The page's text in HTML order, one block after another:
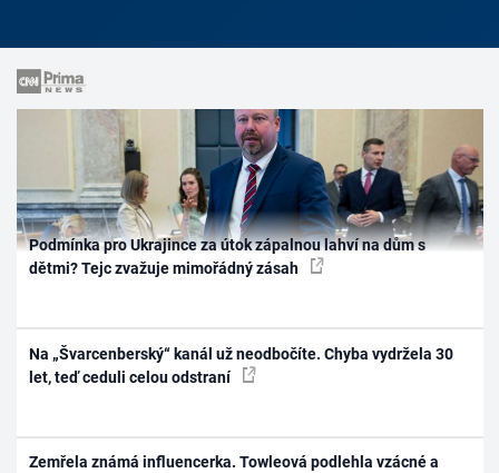
Podmínka pro Ukrajince za útok zápalnou lahví na dům s
dětmi? Tejc zvažuje mimořádný zásah
Na „Švarcenberský“ kanál už neodbočíte. Chyba vydržela 30
let, teď ceduli celou odstraní
Zemřela známá influencerka. Towleová podlehla vzácné a